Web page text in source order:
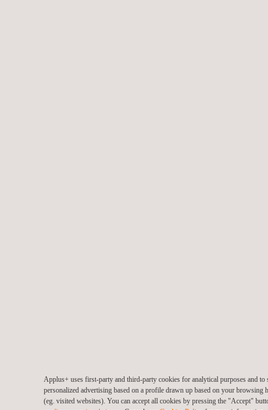
©2026 Applus+ Privacybeleid Cookies beleid
Applus+ uses first-party and third-party cookies for analytical purposes and to
personalized advertising based on a profile drawn up based on your browsing
(eg. visited websites). You can accept all cookies by pressing the "Accept"